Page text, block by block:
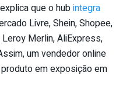
que o hubintegra
Livre, Shein, Shopee,
Merlin, AliExpress,
um vendedor online
em exposição em